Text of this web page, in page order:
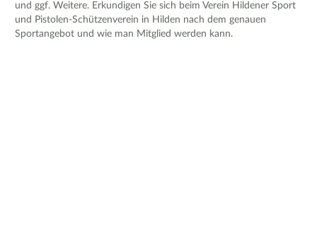
und ggf. Weitere. Erkundigen Sie sich beim Verein Hildener Sport
und Pistolen-Schützenverein in Hilden nach dem genauen
Sportangebot und wie man Mitglied werden kann.